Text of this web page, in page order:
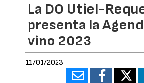
La DO Utiel-
presenta la
vino 2023
11/01/2023